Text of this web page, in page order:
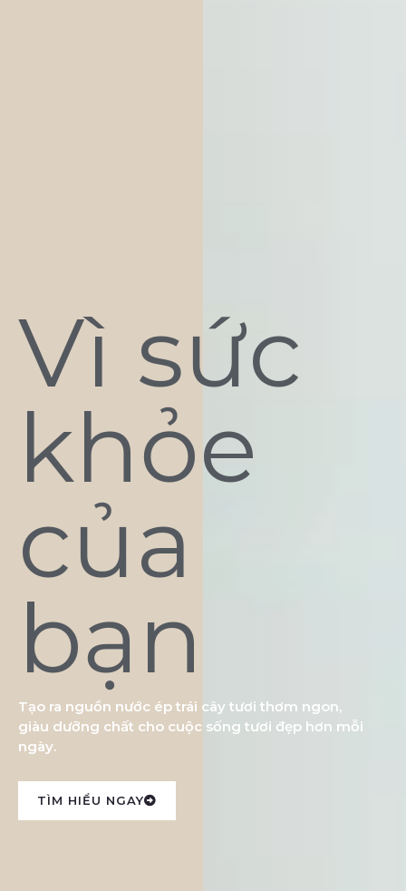
Vì sức
khỏe
của
bạn
Tạo ra nguồn nước ép trái cây tươi thơm ngon,
giàu dưỡng chất cho cuộc sống tươi đẹp hơn mỗi
ngày.
TÌM HIỂU NGAY